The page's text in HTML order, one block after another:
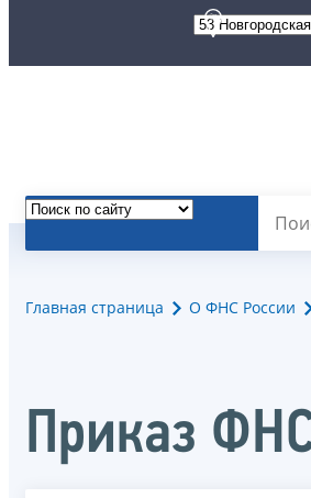
Главная страница О ФНС России
Приказ